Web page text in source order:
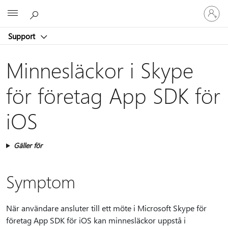
Support
Logga
in
på
konto
Minnesläckor i Skype
för företag App SDK för
iOS
Gäller för
Symptom
När användare ansluter till ett möte i Microsoft Skype för
företag App SDK för iOS kan minnesläckor uppstå i